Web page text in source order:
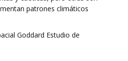
patrones climáticos
Goddard Estudio de